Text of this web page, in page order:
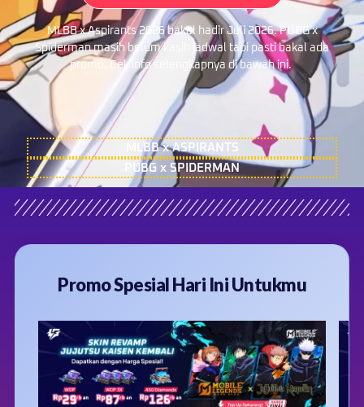
MLBB x Aspirants 2026 bakal hadir Juli 2026. PUBG x
Spiderman masih belum kasih jadwal tapi pasti bakal ada
promo. Cek info selengkapnya di bawah ini.
MLBB x ASPIRANTS
PUBG x SPIDERMAN
Promo Spesial Hari Ini Untukmu